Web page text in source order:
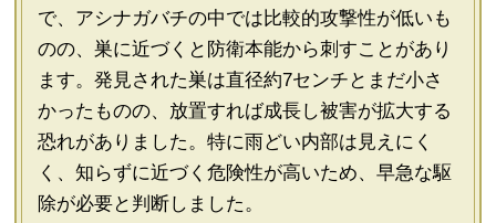
で、アシナガバチの中では比較的攻撃性が低いも
のの、巣に近づくと防衛本能から刺すことがあり
ます。発見された巣は直径約7センチとまだ小さ
かったものの、放置すれば成長し被害が拡大する
恐れがありました。特に雨どい内部は見えにく
く、知らずに近づく危険性が高いため、早急な駆
除が必要と判断しました。